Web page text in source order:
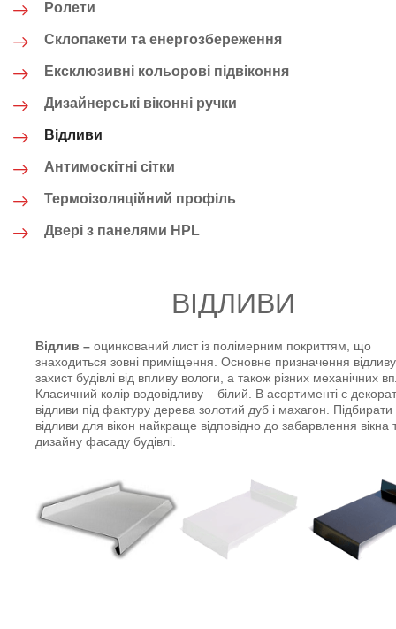
Ролети
Склопакети та енергозбереження
Ексклюзивні кольорові підвіконня
Дизайнерські віконні ручки
Відливи
Антимоскітні сітки
Термоізоляційний профіль
Двері з панелями HPL
ВІДЛИВИ
Відлив – оцинкований лист із полімерним покриттям, що
знаходиться зовні приміщення. Основне призначення
захист будівлі від впливу вологи, а також різних механічних
Класичний колір водовідливу – білий. В асортименті є
відливи під фактуру дерева золотий дуб і махагон. Підбирати
відливи для вікон найкраще відповідно до забарвлення вікна
дизайну фасаду будівлі.